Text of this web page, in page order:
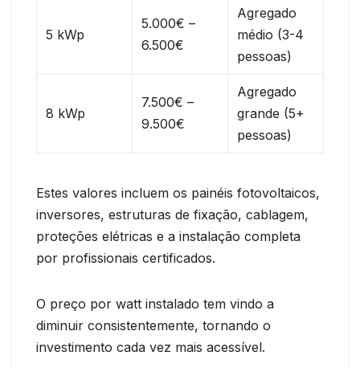
5 kWp
5.000€ –
6.500€
Agregado
médio (3-4
pessoas)
8 kWp
7.500€ –
9.500€
Agregado
grande (5+
pessoas)
Estes valores incluem os painéis fotovoltaicos,
inversores, estruturas de fixação, cablagem,
proteções elétricas e a instalação completa
por profissionais certificados.
O preço por watt instalado tem vindo a
diminuir consistentemente, tornando o
investimento cada vez mais acessível.